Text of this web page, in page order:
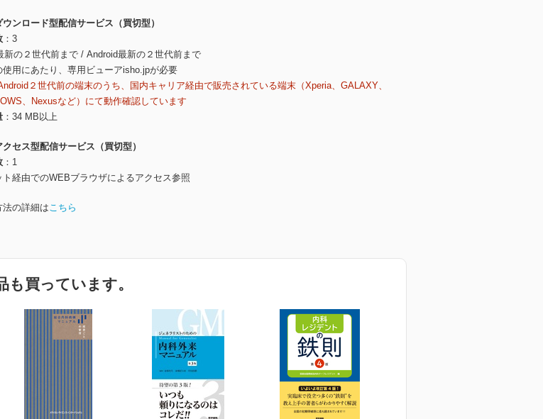
ウンロード型配信サービス（買切型）
3
新の２世代前まで / Android最新の２世代前まで
用にあたり、専用ビューアisho.jpが必要
２世代前の端末のうち、国内キャリア経由で販売されている端末（Xperia、GALAXY、
、Nexusなど）にて動作確認しています
34 MB以上
クセス型配信サービス（買切型）
1
経由でのWEBブラウザによるアクセス参照
の詳細はこちら
買っています。